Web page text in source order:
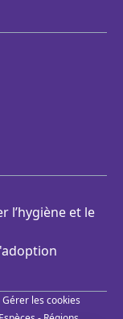
l’hygiène et le
Gérer les cookies